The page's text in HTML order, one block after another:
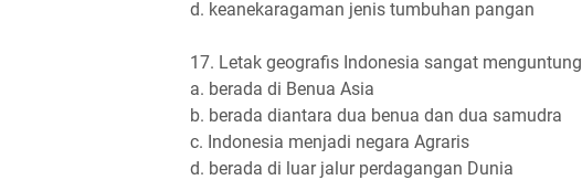
d. keanekaragaman jenis tumbuhan pangan
17. Letak geografis Indonesia sangat
a. berada di Benua Asia
b. berada diantara dua benua dan dua samudra
c. Indonesia menjadi negara Agraris
d. berada di luar jalur perdagangan Dunia